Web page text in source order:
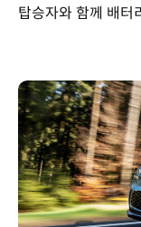
탑승자와 함께 배터